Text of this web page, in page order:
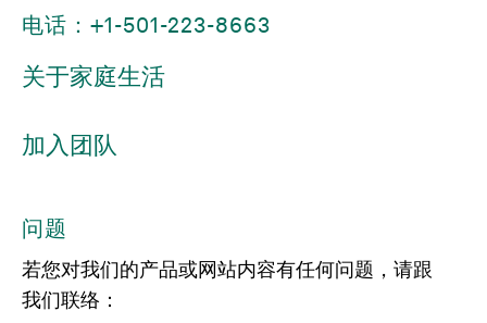
电话：+1-501-223-8663
关于家庭生活
加入团队
问题
若您对我们的产品或网站内容有任何问题，请跟
我们联络：